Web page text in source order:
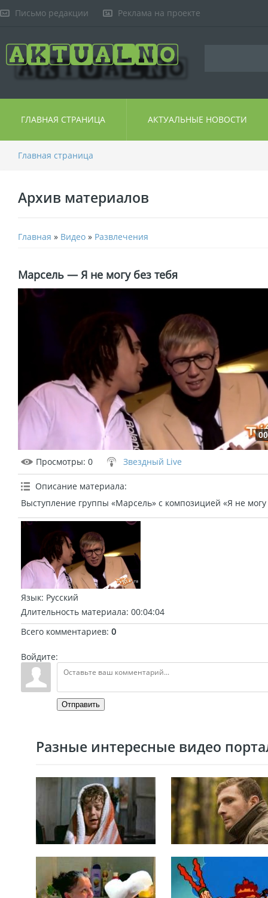
Письмо редакции Реклама на проекте
ГЛАВНАЯ СТРАНИЦА АКТУАЛЬНЫЕ НОВОСТИ
Главная страница
Архив материалов
Главная » Видео » Развлечения
Марсель — Я не могу без тебя
Просмотры: 0 Звездный Live
Описание материала:
Выступление группы «Марсель» с композицией «Я не могу
Язык: Русский
Длительность материала: 00:04:04
Всего комментариев: 0
Войдите:
Отправить
Разные интересные видео